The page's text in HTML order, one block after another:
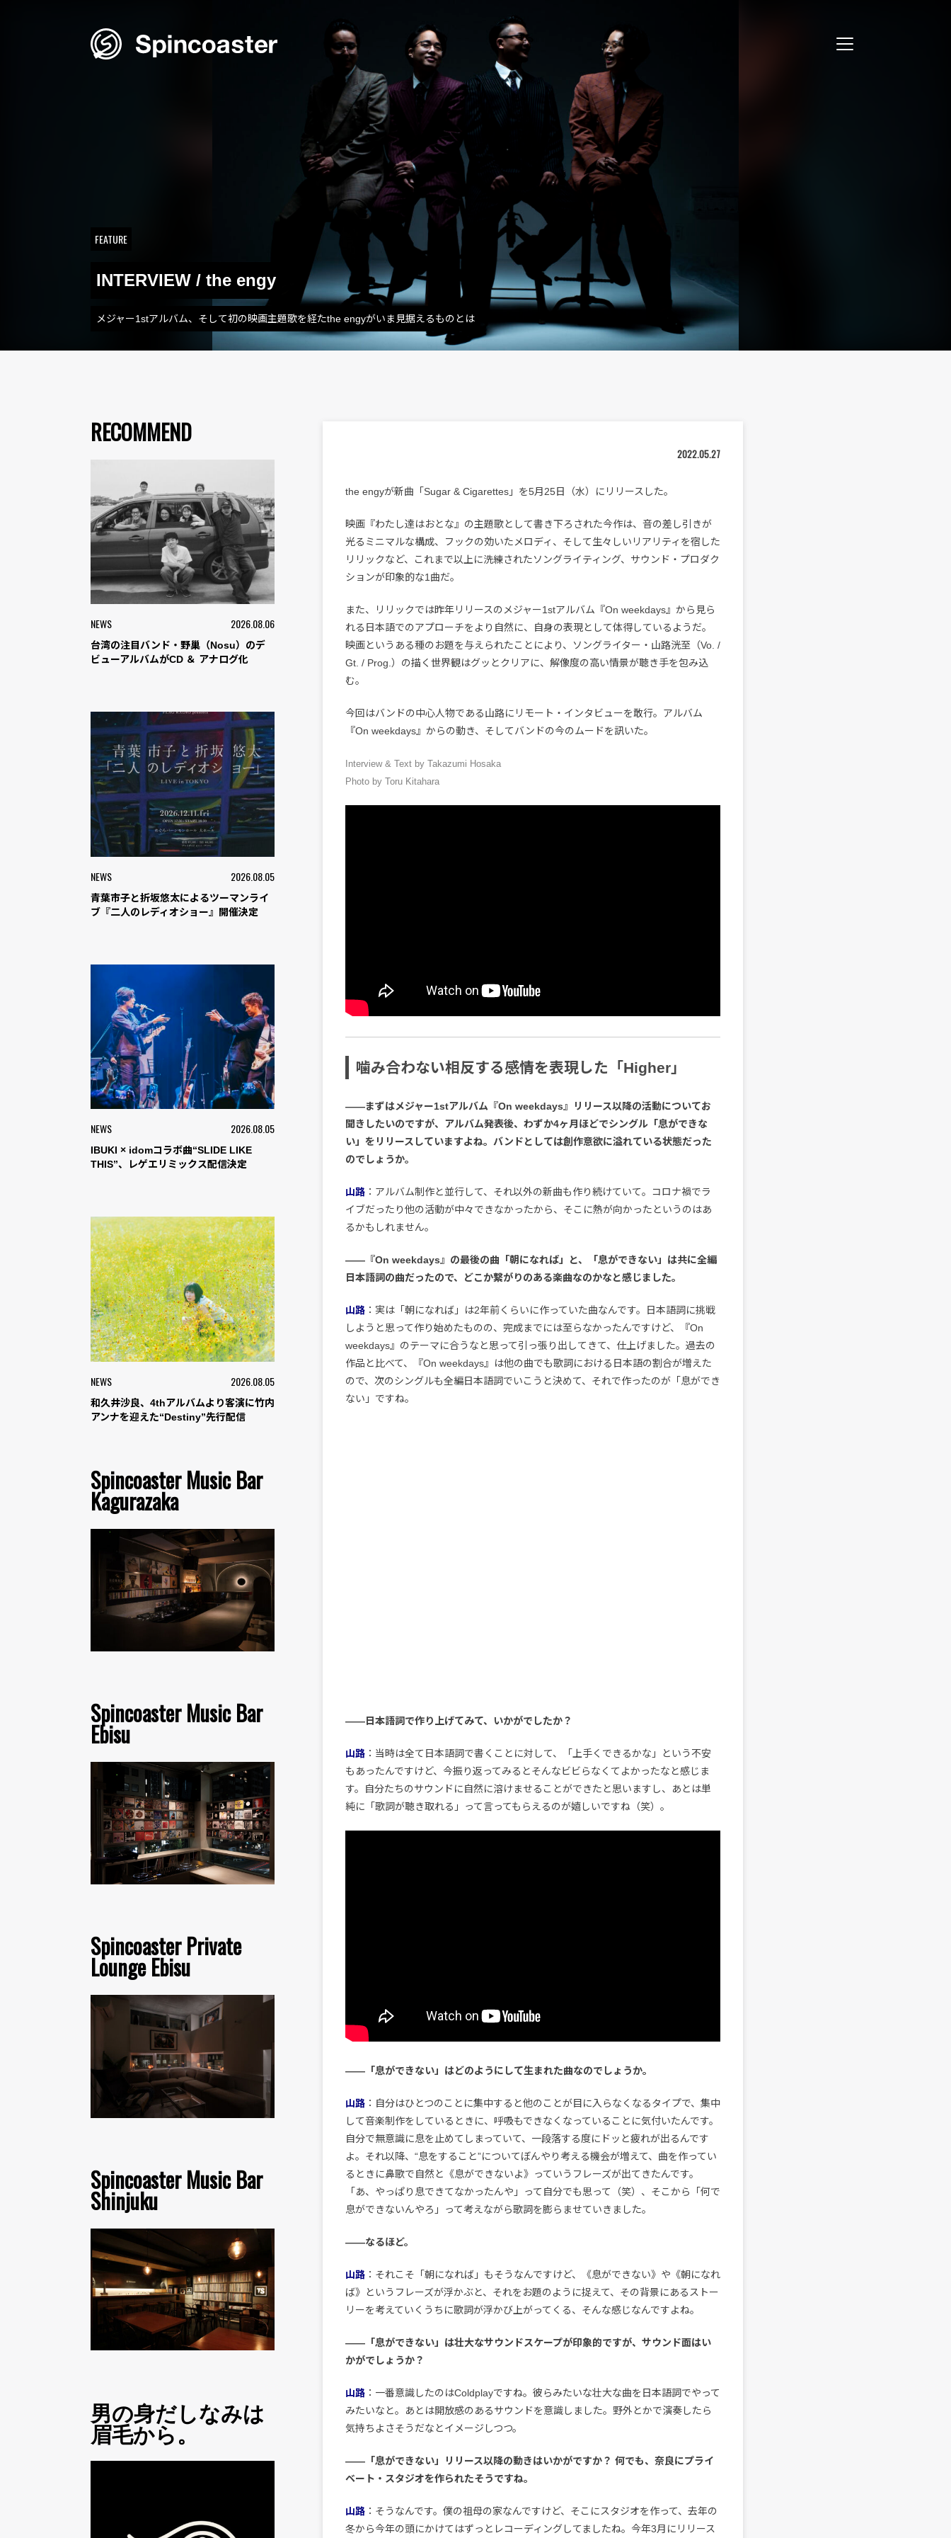
FEATURE
INTERVIEW / the engy
メジャー1stアルバム、そして初の映画主題歌を経たthe engyがいま見据えるものとは
RECOMMEND
NEWS 2026.08.06
台湾の注目バンド・野巢（Nosu）のデ
ビューアルバムがCD ＆ アナログ化
NEWS 2026.08.05
青葉市子と折坂悠太によるツーマンライ
ブ『二人のレディオショー』開催決定
NEWS 2026.08.05
IBUKI × idomコラボ曲“SLIDE LIKE
THIS”、レゲエリミックス配信決定
NEWS 2026.08.05
和久井沙良、4thアルバムより客演に竹内
アンナを迎えた“Destiny”先行配信
Spincoaster Music Bar
Kagurazaka
Spincoaster Music Bar
Ebisu
Spincoaster Private
Lounge Ebisu
Spincoaster Music Bar
Shinjuku
男の身だしなみは
眉毛から。
2022.05.27
the engyが新曲「Sugar & Cigarettes」を5月25日（水）にリリースした。
映画『わたし達はおとな』の主題歌として書き下ろされた今作は、音の差し引きが
光るミニマルな構成、フックの効いたメロディ、そして生々しいリアリティを宿した
リリックなど、これまで以上に洗練されたソングライティング、サウンド・プロダク
ションが印象的な1曲だ。
また、リリックでは昨年リリースのメジャー1stアルバム『On weekdays』から見ら
れる日本語でのアプローチをより自然に、自身の表現として体得しているようだ。
映画というある種のお題を与えられたことにより、ソングライター・山路洸至（Vo. /
Gt. / Prog.）の描く世界観はグッとクリアに、解像度の高い情景が聴き手を包み込
む。
今回はバンドの中心人物である山路にリモート・インタビューを敢行。アルバム
『On weekdays』からの動き、そしてバンドの今のムードを訊いた。
Interview & Text by Takazumi Hosaka
Photo by Toru Kitahara
噛み合わない相反する感情を表現した「Higher」
――まずはメジャー1stアルバム『On weekdays』リリース以降の活動についてお
聞きしたいのですが、アルバム発表後、わずか4ヶ月ほどでシングル「息ができな
い」をリリースしていますよね。バンドとしては創作意欲に溢れている状態だった
のでしょうか。
山路 ：アルバム制作と並行して、それ以外の新曲も作り続けていて。コロナ禍でラ
イブだったり他の活動が中々できなかったから、そこに熱が向かったというのはあ
るかもしれません。
――『On weekdays』の最後の曲「朝になれば」と、「息ができない」は共に全編
日本語詞の曲だったので、どこか繋がりのある楽曲なのかなと感じました。
山路 ：実は「朝になれば」は2年前くらいに作っていた曲なんです。日本語詞に挑戦
しようと思って作り始めたものの、完成までには至らなかったんですけど、『On
weekdays』のテーマに合うなと思って引っ張り出してきて、仕上げました。過去の
作品と比べて、『On weekdays』は他の曲でも歌詞における日本語の割合が増えた
ので、次のシングルも全編日本語詞でいこうと決めて、それで作ったのが「息ができ
ない」ですね。
――日本語詞で作り上げてみて、いかがでしたか？
山路 ：当時は全て日本語詞で書くことに対して、「上手くできるかな」という不安
もあったんですけど、今振り返ってみるとそんなビビらなくてよかったなと感じま
す。自分たちのサウンドに自然に溶けませることができたと思いますし、あとは単
純に「歌詞が聴き取れる」って言ってもらえるのが嬉しいですね（笑）。
――「息ができない」はどのようにして生まれた曲なのでしょうか。
山路 ：自分はひとつのことに集中すると他のことが目に入らなくなるタイプで、集中
して音楽制作をしているときに、呼吸もできなくなっていることに気付いたんです。
自分で無意識に息を止めてしまっていて、一段落する度にドッと疲れが出るんです
よ。それ以降、“息をすること”についてぼんやり考える機会が増えて、曲を作ってい
るときに鼻歌で自然と《息ができないよ》っていうフレーズが出てきたんです。
「あ、やっぱり息できてなかったんや」って自分でも思って（笑）、そこから「何で
息ができないんやろ」って考えながら歌詞を膨らませていきました。
――なるほど。
山路 ：それこそ「朝になれば」もそうなんですけど、《息ができない》や《朝になれ
ば》というフレーズが浮かぶと、それをお題のように捉えて、その背景にあるストー
リーを考えていくうちに歌詞が浮かび上がってくる、そんな感じなんですよね。
――「息ができない」は壮大なサウンドスケープが印象的ですが、サウンド面はい
かがでしょうか？
山路 ：一番意識したのはColdplayですね。彼らみたいな壮大な曲を日本語詞でやって
みたいなと。あとは開放感のあるサウンドを意識しました。野外とかで演奏したら
気持ちよさそうだなとイメージしつつ。
――「息ができない」リリース以降の動きはいかがですか？ 何でも、奈良にプライ
ベート・スタジオを作られたそうですね。
山路 ：そうなんです。僕の祖母の家なんですけど、そこにスタジオを作って、去年の
冬から今年の頭にかけてはずっとレコーディングしてましたね。今年3月にリリース